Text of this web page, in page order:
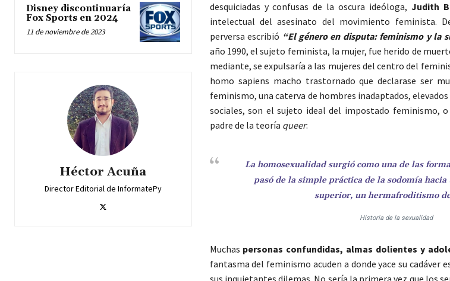
Disney discontinuaría
Fox Sports en 2024
11 de noviembre de 2023
Héctor Acuña
Director Editorial de InformatePy
desquiciadas y confusas de la oscura ideóloga, Judith
intelectual del asesinato del movimiento feminista.
perversa escribió “El género en disputa: feminismo y la
año 1990, el sujeto feminista, la mujer, fue herido de
mediante, se expulsaría a las mujeres del centro del
homo sapiens macho trastornado que declarase ser
feminismo, una caterva de hombres inadaptados,
sociales, son el sujeto ideal del impostado feminismo,
padre de la teoría queer:
La homosexualidad surgió como una de las
pasó de la simple práctica de la sodomía
superior, un hermafroditismo
Historia de la sexualidad
Muchas personas confundidas, almas dolientes y
fantasma del feminismo acuden a donde yace su cadáver